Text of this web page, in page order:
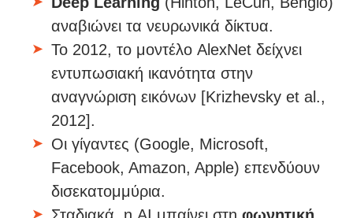
αναβιώνει τα νευρωνικά δίκτυα.
Το 2012, το μοντέλο AlexNet δείχνει
εντυπωσιακή ικανότητα στην
αναγνώριση εικόνων [Krizhevsky et al.,
2012].
Οι γίγαντες (Google, Microsoft,
Facebook, Amazon, Apple) επενδύουν
δισεκατομμύρια.